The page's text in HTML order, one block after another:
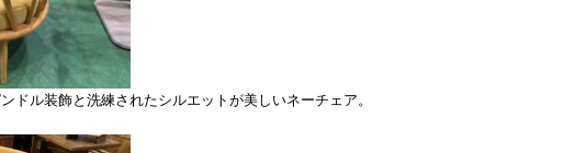
ドル装飾と洗練されたシルエットが美しいネーチェア。